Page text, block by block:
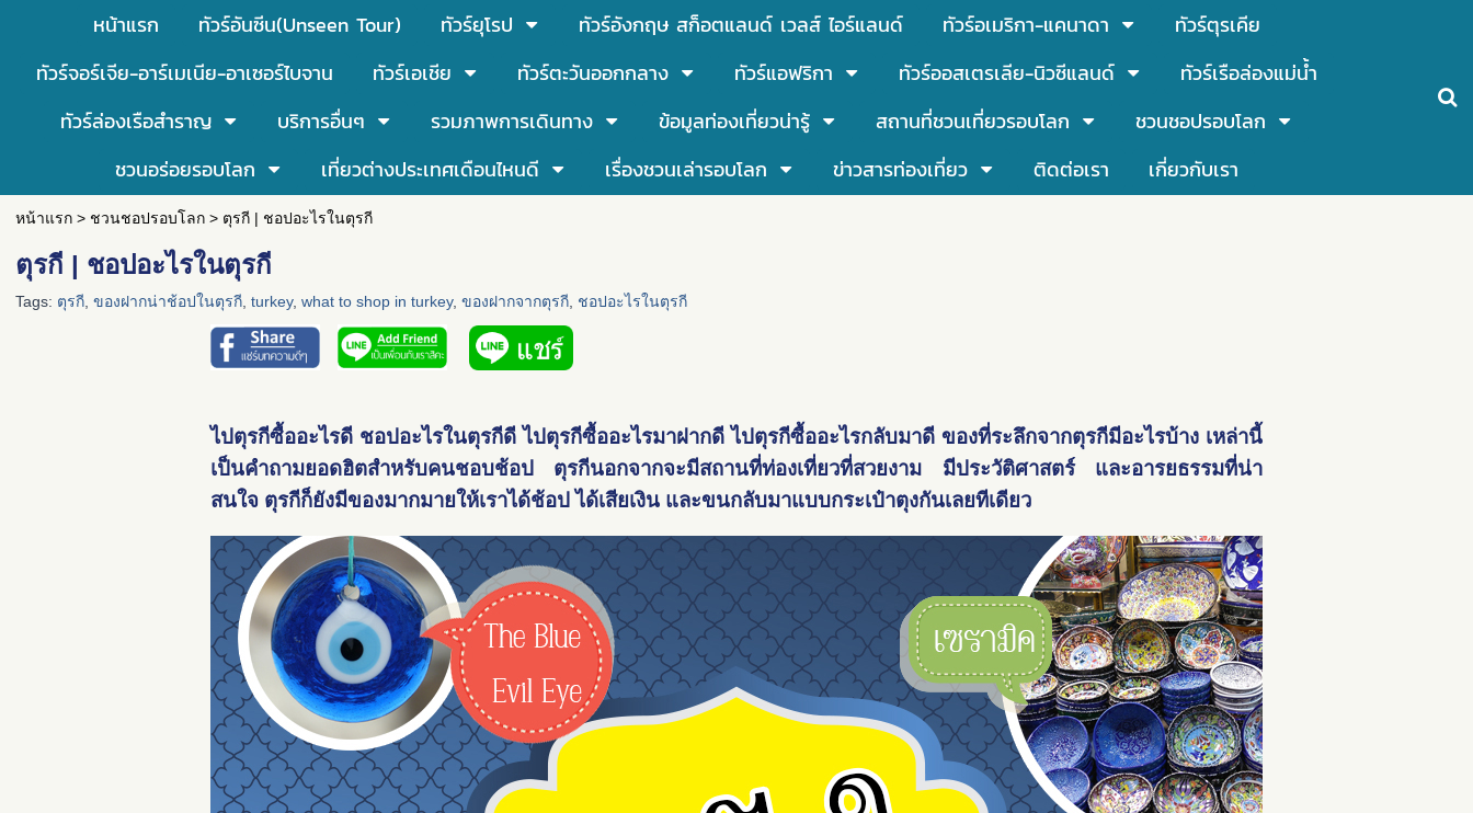
หน้าแรก ทัวร์อันซีน(Unseen Tour) ทัวร์ยุโรป ทัวร์อังกฤษ สก็อตแลนด์ เวลส์ ไอร์แลนด์ ทัวร์อเมริกา-แคนาดา
ทัวร์ตุรเคีย
ทัวร์จอร์เจีย-อาร์เมเนีย-อาเซอร์ไบจาน
ทัวร์เอเชีย ทัวร์ตะวันออกกลาง ทัวร์แอฟริกา ทัวร์ออสเตรเลีย-นิวซีแลนด์
ทัวร์เรือล่องแม่น้ำ
ทัวร์ล่องเรือสำราญ
บริการอื่นๆ รวมภาพการเดินทาง ข้อมูลท่องเที่ยวน่ารู้ สถานที่ชวนเที่ยวรอบโลก
ชวนชอปรอบโลก
ชวนอร่อยรอบโลก
เที่ยวต่างประเทศเดือนไหนดี เรื่องชวนเล่ารอบโลก ข่าวสารท่องเที่ยว ติดต่อเรา เกี่ยวกับเรา
หน้าแรก> ชวนชอปรอบโลก> ตุรกี | ชอปอะไรในตุรกี
ตุรกี | ชอปอะไรในตุรกี
Tags: ตุรกี ของฝากน่าช้อปในตุรกี turkey, what to shop in turkey, ของฝากจากตุรกี ชอปอะไรในตุรกี
ไปตุรกีซื้ออะไรดี ชอปอะไรในตุรกีดี ไปตุรกีซื้ออะไรมาฝากดี ไปตุรกีซื้ออะไรกลับมาดี ของที่ระลึกจากตุรกีมีอะไรบ้าง เหล่านี้
เป็นคำถามยอดฮิตสำหรับคนชอบช้อป ตุรกีนอกจากจะมีสถานที่ท่องเที่ยวที่สวยงาม มีประวัติศาสตร์ และอารยธรรมที่น่า
สนใจ ตุรกีก็ยังมีของมากมายให้เราได้ช้อป ได้เสียเงิน และขนกลับมาแบบกระเป๋าตุงกันเลยทีเดียว